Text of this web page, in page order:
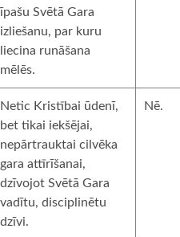
īpašu Svētā Gara
izliešanu, par kuru
liecina runāšana
mēlēs.
Netic Kristībai ūdenī,
bet tikai iekšējai,
nepārtrauktai cilvēka
gara attīrīšanai,
dzīvojot Svētā Gara
vadītu, disciplinētu
dzīvi.
Nē.